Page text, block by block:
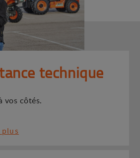
technique
vos côtés.
plus